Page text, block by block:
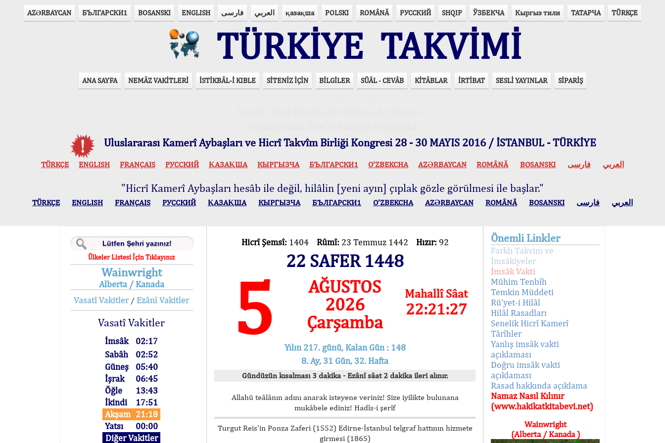
AZӘRBAYCAN БЪЛГАРСКИ1 BOSANSKI ENGLISH فارسی العربي қазақша POLSKI ROMÂNĂ РУССКИЙ SHQIP ЎЗБЕКЧА Кыргыз тили ТАТАРЧА TÜRKÇE
TÜRKİYE TAKVİMİ
ANA SAYFA NEMÂZ VAKİTLERİ İSTİKBÂL-İ KIBLE SİTENİZ İÇİN BİLGİLER SÜÂL - CEVÂB KİTÂBLAR İRTİBAT SESLİ YAYINLAR SİPARİŞ
Uluslararası Kamerî Aybaşları ve Hicrî Takvîm Birliği Kongresi 28 - 30 MAYIS 2016 / İSTANBUL - TÜRKİYE
TÜRKÇE ENGLISH FRANÇAIS РУССКИЙ ҚАЗАҚША КЫPГЫЗЧA БЪЛГАРСКИ1 O’ZBEKCHA AZӘRBAYCAN ROMÂNĂ BOSANSKI العربي فارسی
"Hicrî Kamerî Aybaşları hesâb ile değil, hilâlin [yeni ayın] çıplak gözle görülmesi ile başlar."
TÜRKÇE ENGLISH FRANÇAIS РУССКИЙ ҚАЗАҚША КЫPГЫЗЧA БЪЛГАРСКИ1 O’ZBEKCHA AZӘRBAYCAN ROMÂNĂ BOSANSKI العربي فارسی
Ülkeler Listesi İçin Tıklayınız
Wainwright
Alberta / Kanada
Vasatî Vakitler/ Ezânî Vakitler
Vasatî Vakitler
İmsâk
02:17
Sabâh
02:52
Güneş
05:40
İşrak
06:45
Öğle
13:43
İkindi
17:51
Akşam 21:18
Yatsı
00:00
Diğer Vakitler
Hicrî Şemsî: 1404 Rûmî: 23 Temmuz 1442 Hızır: 92
22 SAFER 1448
5
AĞUSTOS
2026
Çarşamba
Mahallî Sâat
22:21:27
Yılın 217. günü, Kalan Gün : 148
8. Ay, 31 Gün, 32. Hafta
Gündüzün kısalması 3 dakika - Ezânî sâat 2 dakika ileri alınır.
Allahü teâlânın adını anarak isteyene veriniz! Size iyilikte bulunana
mukâbele ediniz! Hadîs-i şerîf
Turgut Reis’in Ponza Zaferi (1552) Edirne-İstanbul telgraf hattının hizmete
girmesi (1865)
Önemli Linkler
Farklı Takvim ve
İmsâkiyeler
İmsâk Vakti
Mühim Tenbîh
Temkin Müddeti
Rü'yet-i Hilâl
Hilâl Rasadları
Senelik Hicrî Kamerî
Târîhler
Yanlış imsâk vakti
açıklaması
Doğru imsâk vakti
açıklaması
Rasad hakkında açıklama
Namaz Nasıl Kılınır
(www.hakikatkitabevi.net)
Wainwright
(Alberta / Kanada )